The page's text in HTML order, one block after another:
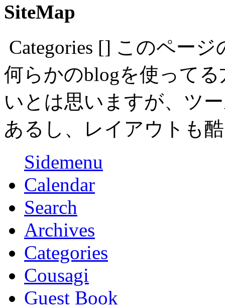
SiteMap
Categories [] このページ
何らかのblogを使って
いとは思いますが、ツ
あるし、レイアウトも
Sidemenu
Calendar
Search
Archives
Categories
Cousagi
Guest Book